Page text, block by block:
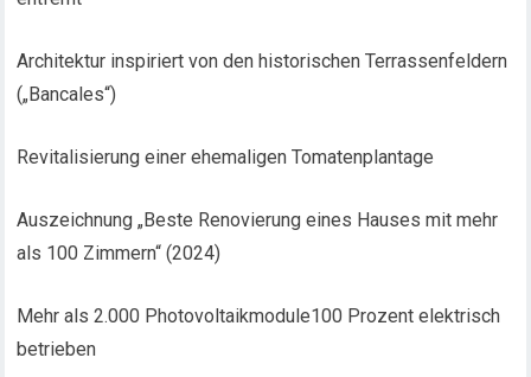
Architektur inspiriert von den historischen Terrassenfeldern
(„Bancales“)
Revitalisierung einer ehemaligen Tomatenplantage
Auszeichnung „Beste Renovierung eines Hauses mit mehr
als 100 Zimmern“ (2024)
Mehr als 2.000 Photovoltaikmodule100 Prozent elektrisch
betrieben